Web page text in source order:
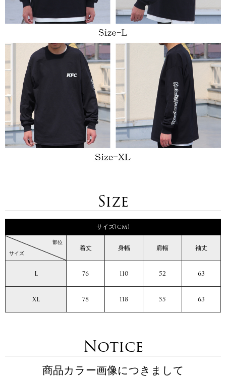
Size
サイズ(cm)
サイズ
部位
着丈 身幅 肩幅 袖丈
L 76 110 52 63
XL 78 118 55 63
Notice
商品カラー画像につきまして